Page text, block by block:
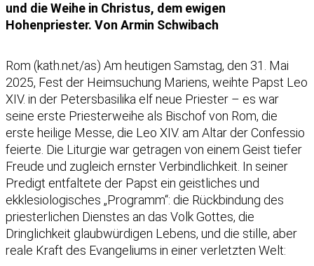
und die Weihe in Christus, dem ewigen
Hohenpriester. Von Armin Schwibach
Rom (kath.net/as) Am heutigen Samstag, den 31. Mai
2025, Fest der Heimsuchung Mariens, weihte Papst Leo
XIV. in der Petersbasilika elf neue Priester – es war
seine erste Priesterweihe als Bischof von Rom, die
erste heilige Messe, die Leo XIV. am Altar der Confessio
feierte. Die Liturgie war getragen von einem Geist tiefer
Freude und zugleich ernster Verbindlichkeit. In seiner
Predigt entfaltete der Papst ein geistliches und
ekklesiologisches „Programm“: die Rückbindung des
priesterlichen Dienstes an das Volk Gottes, die
Dringlichkeit glaubwürdigen Lebens, und die stille, aber
reale Kraft des Evangeliums in einer verletzten Welt: